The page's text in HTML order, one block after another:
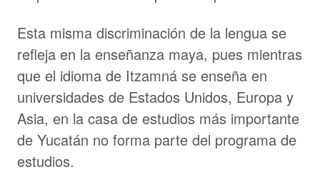
Esta misma discriminación de la lengua se
refleja en la enseñanza maya, pues mientras
que el idioma de Itzamná se enseña en
universidades de Estados Unidos, Europa y
Asia, en la casa de estudios más importante
de Yucatán no forma parte del programa de
estudios.